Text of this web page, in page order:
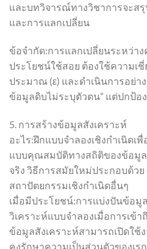
และบทวิจารณ์ทางวิชาการจะส
และการแลกเปลี่ยน
ข้อจำกัด:การแลกเปลี่ยนระหว่า
ประโยชน์ใช้สอย ต้องใช้ความเ
ประมาณ (ε) และดำเนินการอย่า
ข้อมูลดิบไม่ระบุตัวตน” แต่ปกป้อ
5. การสร้างข้อมูลสังเคราะห์
อะไร:ฝึกแบบจำลองเชิงกำเนิดเ
แบบคุณสมบัติทางสถิติของข้อมู
จริง วิธีการสมัยใหม่ประกอบด้วย
สถาปัตยกรรมเชิงกำเนิดอื่นๆ
เมื่อมีประโยชน์:การแบ่งปันข้อมู
วิเคราะห์แบบจำลองเมื่อการเข้า
ข้อมูลสังเคราะห์สามารถเปิดใช้
คงรักษาความเป็นส่วนตัวของเร